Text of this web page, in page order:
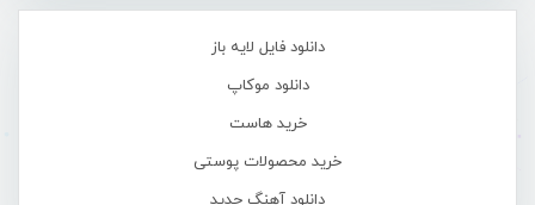
دانلود فایل لایه باز
دانلود موکاپ
خرید هاست
خرید محصولات پوستی
دانلود آهنگ جدید